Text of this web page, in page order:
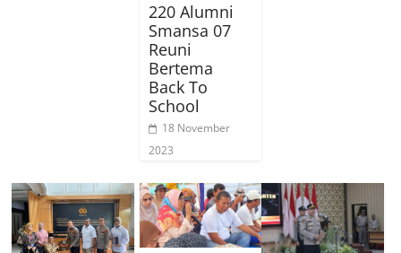
220 Alumni
Smansa 07
Reuni
Bertema
Back To
School
18 November
2023